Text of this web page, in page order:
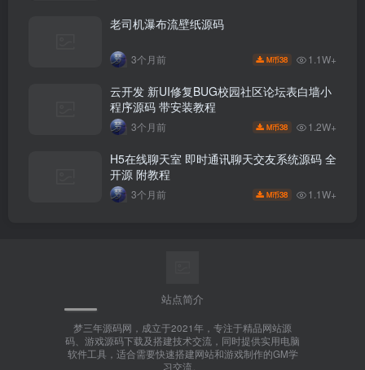
老司机瀑布流壁纸源码
3个月前 M币38 1.1W+
云开发 新UI修复BUG校园社区论坛表白墙小
程序源码 带安装教程
3个月前 M币38 1.2W+
H5在线聊天室 即时通讯聊天交友系统源码 全
开源 附教程
3个月前 M币38 1.1W+
站点简介
梦三年源码网，成立于2021年，专注于精品网站源
码、游戏源码下载及搭建技术交流，同时提供实用电脑
软件工具，适合需要快速搭建网站和游戏制作的GM学
习交流。